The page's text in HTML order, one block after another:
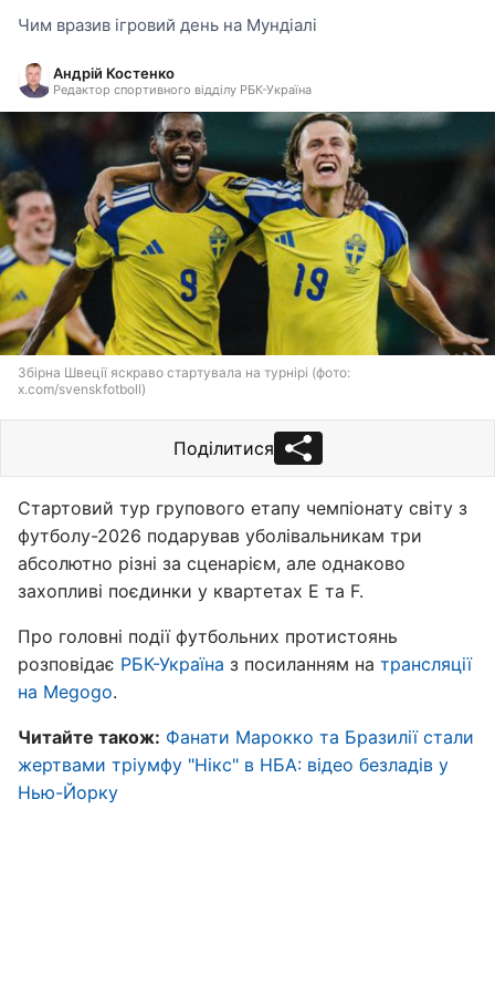
Чим вразив ігровий день на Мундіалі
Андрій Костенко
Редактор спортивного відділу РБК-Україна
Збірна Швеції яскраво стартувала на турнірі (фото:
x.com/svenskfotboll)
Поділитися
Стартовий тур групового етапу чемпіонату світу з
футболу-2026 подарував уболівальникам три
абсолютно різні за сценарієм, але однаково
захопливі поєдинки у квартетах E та F.
Про головні події футбольних протистоянь
розповідає РБК-Україна з посиланням на трансляції
на Megogo.
Читайте також: Фанати Марокко та Бразилії стали
жертвами тріумфу "Нікс" в НБА: відео безладів у
Нью-Йорку